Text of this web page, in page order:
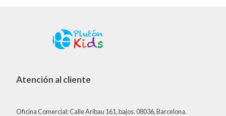
Atención al cliente
Oficina Comercial: Calle Aribau 161, bajos. 08036, Barcelona.